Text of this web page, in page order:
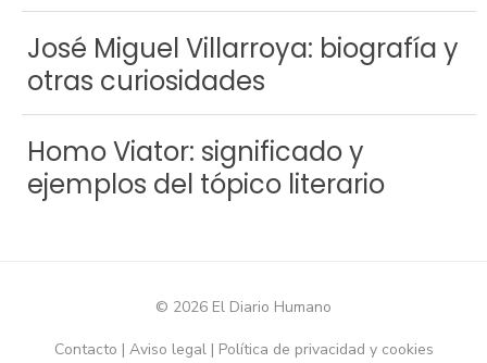
José Miguel Villarroya: biografía y
otras curiosidades
Homo Viator: significado y
ejemplos del tópico literario
© 2026 El Diario Humano
Contacto | Aviso legal| Política de privacidad y cookies